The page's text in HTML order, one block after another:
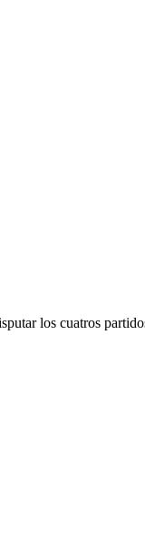
los cuatros